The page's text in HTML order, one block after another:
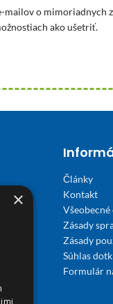
mailov o mimoriadnych
ako ušetriť.
Články
Kontakt
Zásady
Zásady
Súhlas
Formulár
×